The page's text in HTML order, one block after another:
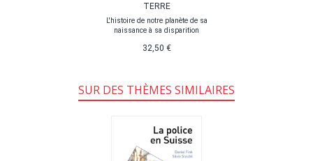
TERRE
L'histoire de notre planète de sa
naissance à sa disparition
32,50 €
SUR DES THÈMES SIMILAIRES